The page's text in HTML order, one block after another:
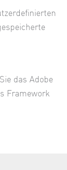
das Adobe
Framework